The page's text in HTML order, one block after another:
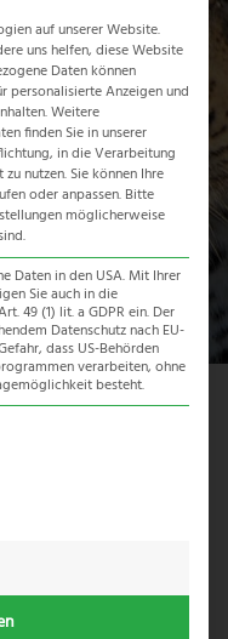
/ Botswana
auf unserer Website.
uns helfen, diese Website
Daten können
personalisierte Anzeigen und
Weitere
finden Sie in unserer
in die Verarbeitung
nutzen. Sie können Ihre
oder anpassen. Bitte
möglicherweise
Daten in den USA. Mit Ihrer
Sie auch in die
49 (1) lit. a GDPR ein. Der
Datenschutz nach EU-
dass US-Behörden
verarbeiten, ohne
besteht.
für die eine